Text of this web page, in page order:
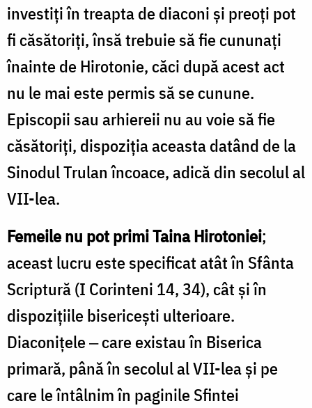
investiți în treapta de diaconi și preoți pot
fi căsătoriți, însă trebuie să fie cununați
înainte de Hirotonie, căci după acest act
nu le mai este permis să se cunune.
Episcopii sau arhiereii nu au voie să fie
căsătoriți, dispoziția aceasta datând de la
Sinodul Trulan încoace, adică din secolul al
VII-lea.
Femeile nu pot primi Taina Hirotoniei;
aceast lucru este specificat atât în Sfânta
Scriptură (I Corinteni 14, 34), cât și în
dispozițiile bisericești ulterioare.
Diaconițele ‒ care existau în Biserica
primară, până în secolul al VII-lea și pe
care le întâlnim în paginile Sfintei